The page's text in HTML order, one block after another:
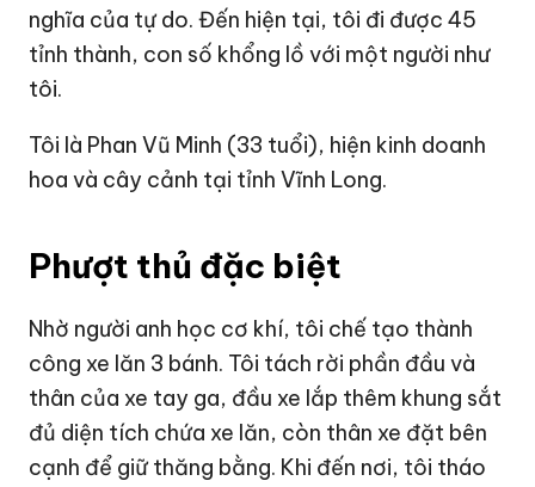
nghĩa của tự do. Đến hiện tại, tôi đi được 45
tỉnh thành, con số khổng lồ với một người như
tôi.
Tôi là Phan Vũ Minh (33 tuổi), hiện kinh doanh
hoa và cây cảnh tại tỉnh Vĩnh Long.
Phượt thủ đặc biệt
Nhờ người anh học cơ khí, tôi chế tạo thành
công xe lăn 3 bánh. Tôi tách rời phần đầu và
thân của xe tay ga, đầu xe lắp thêm khung sắt
đủ diện tích chứa xe lăn, còn thân xe đặt bên
cạnh để giữ thăng bằng. Khi đến nơi, tôi tháo